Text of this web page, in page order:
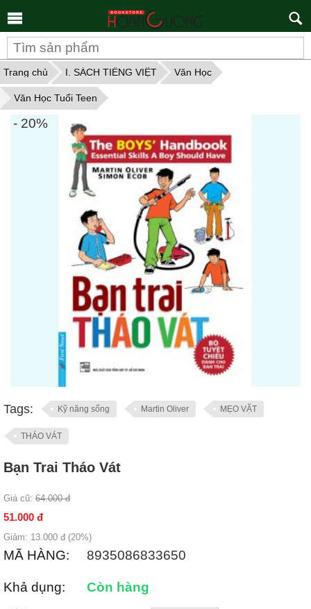
Trang chủ I. SÁCH TIẾNG VIỆT Văn Học
Văn Học Tuổi Teen
Tags: Kỹ năng sống Martin Oliver MẸO VẶT
THÁO VÁT
- 20%
Bạn Trai Tháo Vát
Giá cũ: 64.000 đ
51.000 đ
Giảm: 13.000 đ (20%)
MÃ HÀNG: 8935086833650
Khả dụng:
Còn hàng